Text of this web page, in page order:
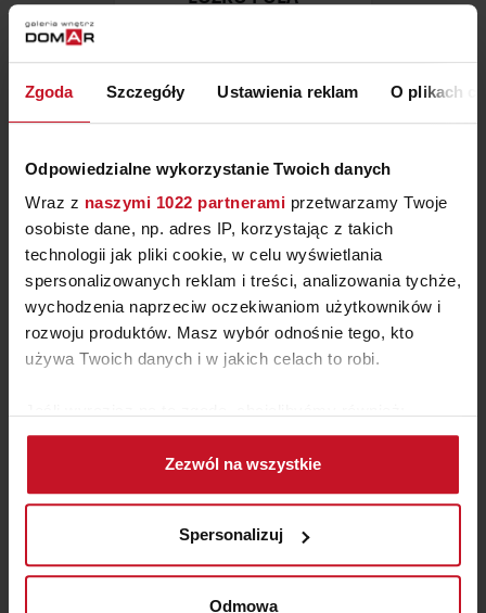
Zgoda Szczegóły Ustawienia reklam O plikach
Odpowiedzialne wykorzystanie Twoich danych
Wraz z naszymi 1022 partnerami przetwarzamy Twoje
osobiste dane, np. adres IP, korzystając z takich
technologii jak pliki cookie, w celu wyświetlania
spersonalizowanych reklam i treści, analizowania tychże,
wychodzenia naprzeciw oczekiwaniom użytkowników i
rozwoju produktów. Masz wybór odnośnie tego, kto
używa Twoich danych i w jakich celach to robi.
Gromadzić dane dotyczące Twojej lokalizacji
geograficznej z dokładnością nawet do kilku metrów
Identyfikować Twoje urządzenie, aktywnie
(fingerprinting, czyli wirtualny odcisk palca)
Dowiedz się więcej odnośnie tego, jak Twoje osobiste
dane są przetwarzane oraz ustaw własne preferencje w
Zezwól na wszystkie
Spersonalizuj
Odmowa
ZAPYTAJ O CENĘ W SALONIE